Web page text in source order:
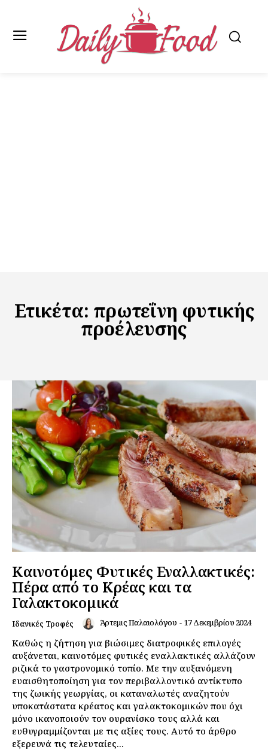
Ετικέτα: πρωτεΐνη φυτικής
προέλευσης
Καινοτόμες Φυτικές Εναλλακτικές:
Πέρα από το Κρέας και τα
Γαλακτοκομικά
Ιδανικές Τροφές Άρτεμις Παλαιολόγου - 17 Δεκεμβρίου 2024
Καθώς η ζήτηση για βιώσιμες διατροφικές επιλογές
αυξάνεται, καινοτόμες φυτικές εναλλακτικές αλλάζουν
ριζικά το γαστρονομικό τοπίο. Με την αυξανόμενη
ευαισθητοποίηση για τον περιβαλλοντικό αντίκτυπο
της ζωικής γεωργίας, οι καταναλωτές αναζητούν
υποκατάστατα κρέατος και γαλακτοκομικών που όχι
μόνο ικανοποιούν τον ουρανίσκο τους αλλά και
ευθυγραμμίζονται με τις αξίες τους. Αυτό το άρθρο
εξερευνά τις τελευταίες...